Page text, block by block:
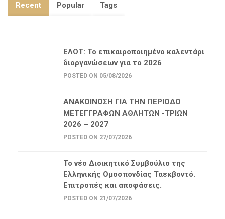
Recent Popular Tags
ΕΛΟΤ: Το επικαιροποιημένο καλεντάρι
διοργανώσεων για το 2026
POSTED ON 05/08/2026
ΑΝΑΚΟΙΝΩΣΗ ΓΙΑ ΤΗΝ ΠΕΡΙΟΔΟ
ΜΕΤΕΓΓΡΑΦΩΝ ΑΘΛΗΤΩΝ -ΤΡΙΩΝ
2026 – 2027
POSTED ON 27/07/2026
Το νέο Διοικητικό Συμβούλιο της
Ελληνικής Ομοσπονδίας Ταεκβοντό.
Επιτροπές και αποφάσεις.
POSTED ON 21/07/2026